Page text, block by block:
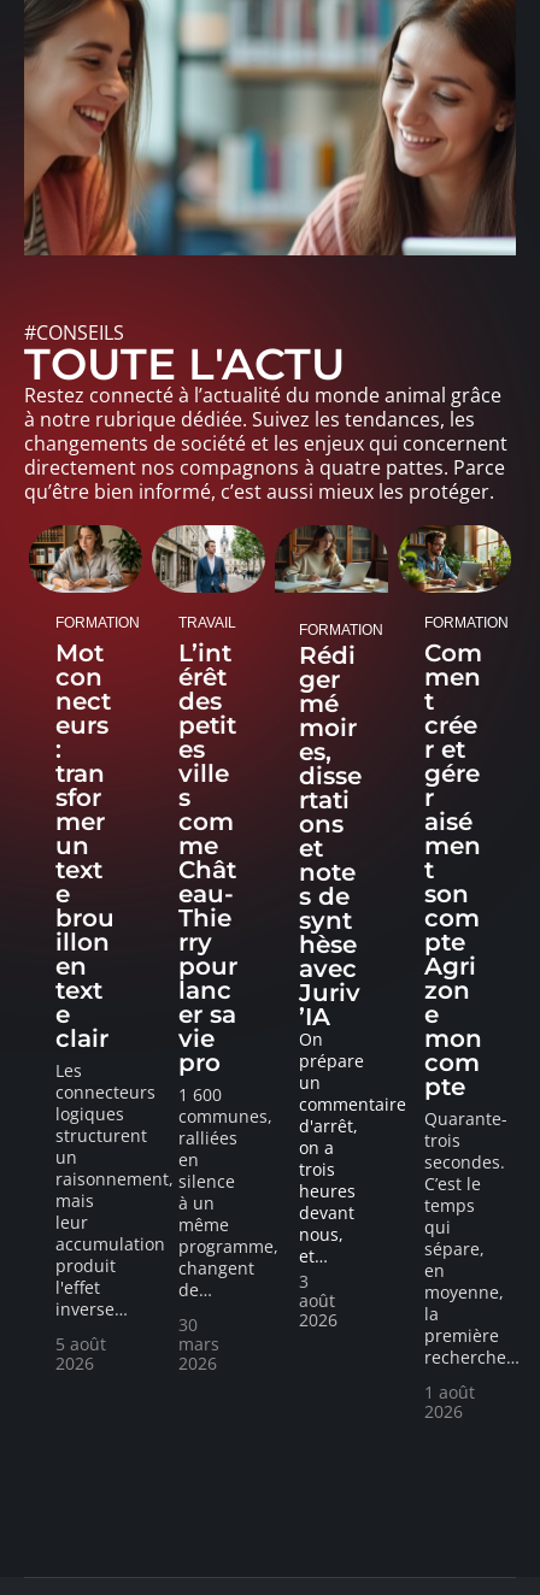
#CONSEILS
TOUTE L'ACTU
Restez connecté à l’actualité du monde animal grâce
à notre rubrique dédiée. Suivez les tendances, les
changements de société et les enjeux qui concernent
directement nos compagnons à quatre pattes. Parce
qu’être bien informé, c’est aussi mieux les protéger.
FORMATION
Mot
con
nect
eurs
:
tran
sfor
mer
un
text
e
brou
illon
en
text
e
clair
Les
connecteurs
logiques
structurent
un
raisonnement,
mais
leur
accumulation
produit
l'effet
inverse…
5 août
2026
TRAVAIL
L’int
érêt
des
petit
es
ville
s
com
me
Chât
eau-
Thie
rry
pour
lanc
er sa
vie
pro
1 600
communes,
ralliées
en
silence
à un
même
programme,
changent
de…
30
mars
2026
FORMATION
Rédi
ger
mé
moir
es,
disse
rtati
ons
et
note
s de
synt
hèse
avec
Juriv
’IA
On
prépare
un
commentaire
d'arrêt,
on a
trois
heures
devant
nous,
et…
3
août
2026
FORMATION
Com
men
t
crée
r et
gére
r
aisé
men
t
son
com
pte
Agri
zon
e
mon
com
pte
Quarante-
trois
secondes.
C’est le
temps
qui
sépare,
en
moyenne,
la
première
recherche…
1 août
2026